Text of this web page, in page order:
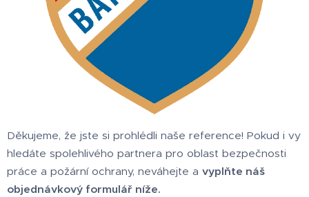
Děkujeme, že jste si prohlédli naše reference! Pokud i vy
hledáte spolehlivého partnera pro oblast bezpečnosti
práce a požární ochrany, neváhejte a vyplňte náš
objednávkový formulář níže.